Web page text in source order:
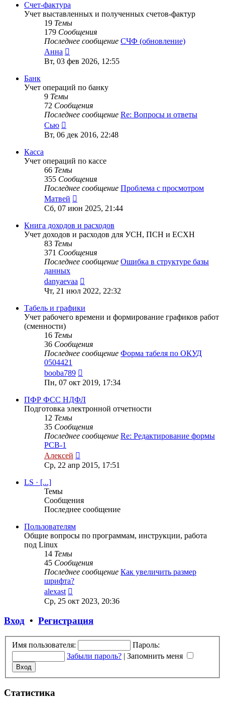
Счет-фактура
Учет выставленных и полученных счетов-фактур
19 Темы
179 Сообщения
Последнее сообщение СЧФ (обновление)
Анна
к
последнему
Вт, 03 фев 2026, 12:55
Банк
Учет операций по банку
9 Темы
72 Сообщения
Последнее сообщение Re: Вопросы и ответы
Сью
к
последнему
Вт, 06 дек 2016, 22:48
Касса
Учет операций по кассе
66 Темы
355 Сообщения
Последнее сообщение Проблема с просмотром
Матвей
к
сообщению
Сб, 07 июн 2025, 21:44
Книга доходов и расходов
Учет доходов и расходов для УСН, ПСН и ЕСХН
83 Темы
371 Сообщения
Последнее сообщение Ошибка в структуре базы
данных
danyaevaa
к
сообщению
Чт, 21 июл 2022, 22:32
Табель и графики
Учет рабочего времени и формирование графиков работ
(сменности)
16 Темы
36 Сообщения
Последнее сообщение Форма табеля по ОКУД
0504421
booba789
к
сообщению
Пн, 07 окт 2019, 17:34
ПФР ФСС НДФЛ
Подготовка электронной отчетности
12 Темы
35 Сообщения
Последнее сообщение Re: Редактирование формы
РСВ-1
Алексей
к
Ср, 22 апр 2015, 17:51
LS · [...]
Темы
Сообщения
Последнее сообщение
Пользователям
Общие вопросы по программам, инструкции, работа
под Linux
14 Темы
45 Сообщения
Последнее сообщение Как увеличить размер
шрифта?
alexast
к
Ср, 25 окт 2023, 20:36
Вход • Регистрация
Имя пользователя:
Пароль:
Забыли пароль? | Запомнить меня
Статистика